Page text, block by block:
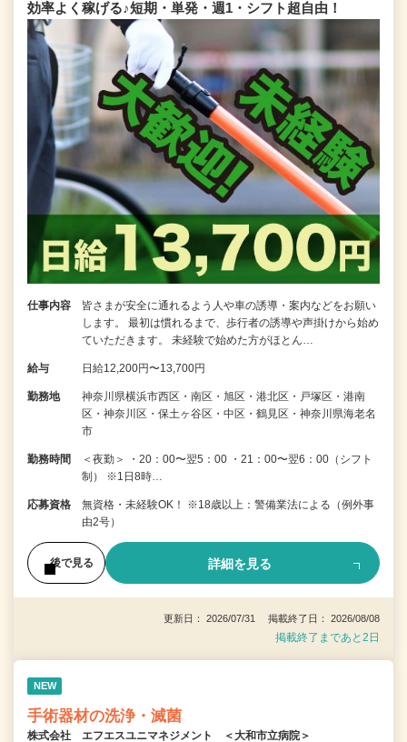
効率よく稼げる♪短期・単発・週1・シフト超自由！
仕事内容
皆さまが安全に通れるよう人や車の誘導・案内などをお願い
します。 最初は慣れるまで、歩行者の誘導や声掛けから始め
ていただきます。 未経験で始めた方がほとん…
給与 日給12,200円〜13,700円
勤務地
神奈川県横浜市西区・南区・旭区・港北区・戸塚区・港南
区・神奈川区・保土ヶ谷区・中区・鶴見区・神奈川県海老名
市
勤務時間
＜夜勤＞ ・20：00〜翌5：00 ・21：00〜翌6：00（シフト
制） ※1日8時…
応募資格
無資格・未経験OK！ ※18歳以上：警備業法による（例外事
由2号）
後で見る 詳細を見る
更新日： 2026/07/31 掲載終了日： 2026/08/08
掲載終了まであと2日
NEW
手術器材の洗浄・滅菌
株式会社 エフエスユニマネジメント ＜大和市立病院＞